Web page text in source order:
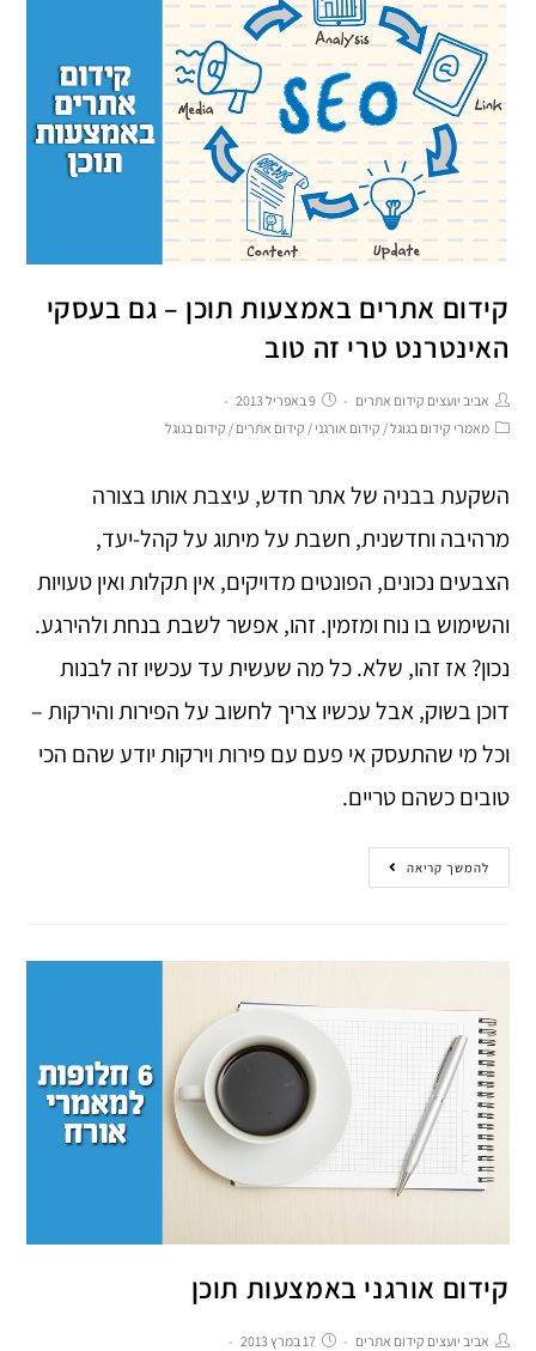
קידום אתרים באמצעות תוכן – גם בעסקי
האינטרנט טרי זה טוב
אביב יועצים קידום אתרים
9 באפריל 2013
מאמרי קידום בגוגל/ קידום אורגני / קידום אתרים / קידום בגוגל
השקעת בבניה של אתר חדש, עיצבת אותו בצורה
מרהיבה וחדשנית, חשבת על מיתוג על קהל-יעד,
הצבעים נכונים, הפונטים מדויקים, אין תקלות ואין טעויות
והשימוש בו נוח ומזמין. זהו, אפשר לשבת בנחת ולהירגע.
נכון? אז זהו, שלא. כל מה שעשית עד עכשיו זה לבנות
דוכן בשוק, אבל עכשיו צריך לחשוב על הפירות והירקות –
וכל מי שהתעסק אי פעם עם פירות וירקות יודע שהם הכי
טובים כשהם טריים.
להמשך קריאה
קידום אורגני באמצעות תוכן
אביב יועצים קידום אתרים
17 במרץ 2013